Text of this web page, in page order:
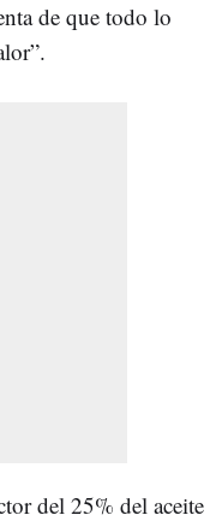
de que todo lo
del 25% del aceite